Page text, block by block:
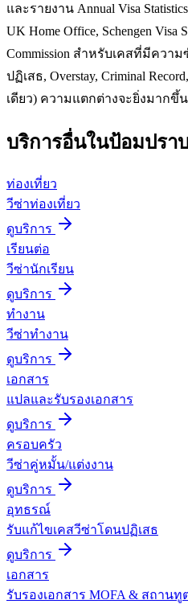
และรายงาน Annual Visa
UK Home Office, Schengen Visa
Commission สำหรับเคสที่มีควา
ปฏิเสธ, Overstay, Criminal
เดียว) ความแตกต่างจะยิ่งมากขึ้น
บริการอื่นในป้อมปรา
ท่องเที่ยว
วีซ่าท่องเที่ยว
ดูบริการ
เรียนต่อ
วีซ่านักเรียน
ดูบริการ
ทำงาน
วีซ่าทำงาน
ดูบริการ
เอกสาร
แปลและรับรองเอกสาร
ดูบริการ
ครอบครัว
วีซ่าคู่หมั้น/แต่งงาน
ดูบริการ
อุทธรณ์
รับแก้ไขเคสวีซ่าโดนปฏิเสธ
ดูบริการ
เอกสาร
รับรองเอกสาร MOFA & สถานทู